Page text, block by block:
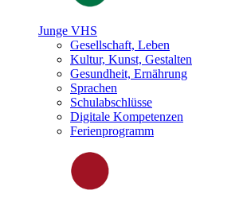
Junge VHS
Gesellschaft, Leben
Kultur, Kunst, Gestalten
Gesundheit, Ernährung
Sprachen
Schulabschlüsse
Digitale Kompetenzen
Ferienprogramm